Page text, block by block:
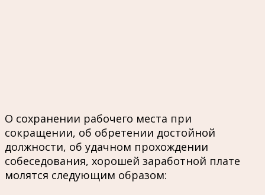
О сохранении рабочего места при
сокращении, об обретении достойной
должности, об удачном прохождении
собеседования, хорошей заработной плате
молятся следующим образом: